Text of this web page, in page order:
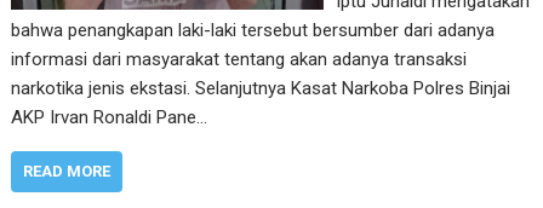
bahwa penangkapan laki-laki tersebut bersumber dari adanya
informasi dari masyarakat tentang akan adanya transaksi
narkotika jenis ekstasi. Selanjutnya Kasat Narkoba Polres Binjai
AKP Irvan Ronaldi Pane…
READ MORE